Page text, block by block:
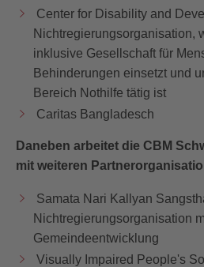
Center for Disability and
Nichtregierungsorganisation,
inklusive Gesellschaft für
Behinderungen einsetzt und
Bereich Nothilfe tätig ist
Caritas Bangladesch
Daneben arbeitet die CBM
mit weiteren
Samata Nari Kallyan
Nichtregierungsorganisation
Gemeindeentwicklung
Visually Impaired People's